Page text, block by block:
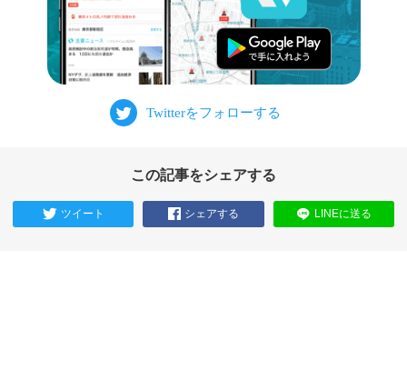
この記事をシェアする
ツイート シェアする LINEに送る